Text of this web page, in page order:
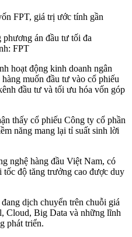
án đầu tư tối đa
FPT
hoạt động kinh doanh ngân
muốn đầu tư vào cổ phiếu
đầu tư và tối ưu hóa vốn góp
thấy cổ phiếu Công ty cổ phần
năng mang lại tỉ suất sinh lời
nghệ hàng đầu Việt Nam, có
độ tăng trưởng cao được duy
dịch chuyển trên chuỗi giá
Cloud, Big Data và những lĩnh
phát triển.